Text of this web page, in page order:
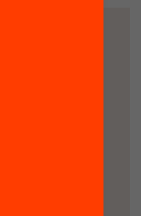
per la
se
de
per a
major